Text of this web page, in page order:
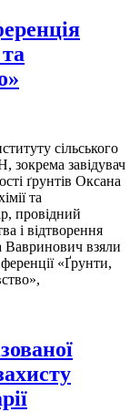
сільського
зокрема завідувач
ґрунтів Оксана
та
провідний
і відтворення
Вавринович взяли
«Ґрунти,